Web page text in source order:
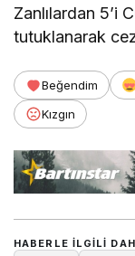
Zanlılardan 5’i
tutuklanarak
Beğendim
Kızgın
HABERLE ILGILI